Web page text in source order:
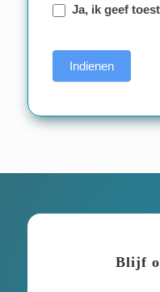
Ja, ik geef
Indienen
Blijf